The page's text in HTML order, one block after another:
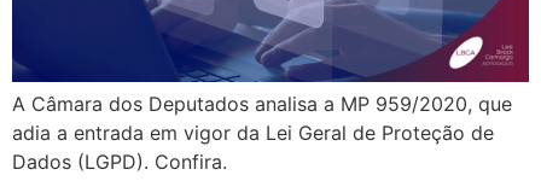
A Câmara dos Deputados analisa a MP 959/2020, que
adia a entrada em vigor da Lei Geral de Proteção de
Dados (LGPD). Confira.